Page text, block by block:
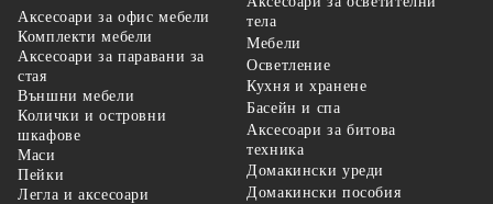
Аксесоари за офис мебели
Комплекти мебели
Аксесоари за паравани за
стая
Външни мебели
Колички и островни
шкафове
Маси
Пейки
Легла и аксесоари
тела
Мебели
Осветление
Кухня и хранене
Басейн и спа
Аксесоари за битова
техника
Домакински уреди
Домакински пособия